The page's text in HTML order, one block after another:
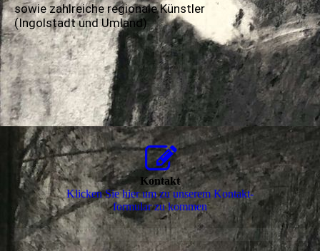
sowie zahlreiche regionale Künstler
(Ingolstadt und Umland)
Kontakt
Klicken Sie hier um zu unserem Kon­takt­
for­mu­lar zu kommen